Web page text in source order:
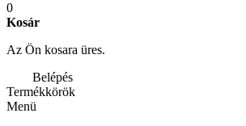
0
Kosár
Az Ön kosara üres.
Belépés
Termékkörök
Menü